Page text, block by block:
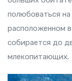
полюбоваться
расположенном
собирается до
млекопитающих.